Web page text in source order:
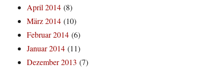
April 2014 (8)
März 2014 (10)
Februar 2014 (6)
Januar 2014 (11)
Dezember 2013 (7)